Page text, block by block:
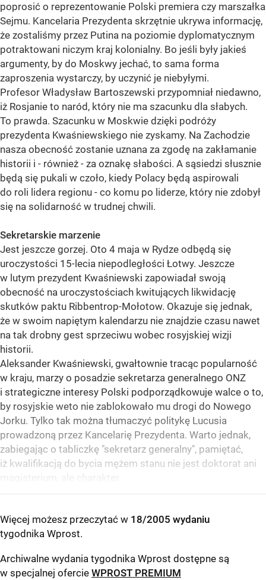
poprosić o reprezentowanie Polski premiera czy marszałka
Sejmu. Kancelaria Prezydenta skrzętnie ukrywa informację,
że zostaliśmy przez Putina na poziomie dyplomatycznym
potraktowani niczym kraj kolonialny. Bo jeśli były jakieś
argumenty, by do Moskwy jechać, to sama forma
zaproszenia wystarczy, by uczynić je niebyłymi.
Profesor Władysław Bartoszewski przypomniał niedawno,
iż Rosjanie to naród, który nie ma szacunku dla słabych.
To prawda. Szacunku w Moskwie dzięki podróży
prezydenta Kwaśniewskiego nie zyskamy. Na Zachodzie
nasza obecność zostanie uznana za zgodę na zakłamanie
historii i - również - za oznakę słabości. A sąsiedzi słusznie
będą się pukali w czoło, kiedy Polacy będą aspirowali
do roli lidera regionu - co komu po liderze, który nie zdobył
się na solidarność w trudnej chwili.
Sekretarskie marzenie
Jest jeszcze gorzej. Oto 4 maja w Rydze odbędą się
uroczystości 15-lecia niepodległości Łotwy. Jeszcze
w lutym prezydent Kwaśniewski zapowiadał swoją
obecność na uroczystościach kwitujących likwidację
skutków paktu Ribbentrop-Mołotow. Okazuje się jednak,
że w swoim napiętym kalendarzu nie znajdzie czasu nawet
na tak drobny gest sprzeciwu wobec rosyjskiej wizji
historii.
Aleksander Kwaśniewski, gwałtownie tracąc popularność
w kraju, marzy o posadzie sekretarza generalnego ONZ
i strategiczne interesy Polski podporządkowuje walce o to,
by rosyjskie weto nie zablokowało mu drogi do Nowego
Jorku. Tylko tak można tłumaczyć politykę Lucusia
prowadzoną przez Kancelarię Prezydenta. Warto jednak,
zabiegając o tabliczkę "sekretarz generalny", pamiętać,
iż kwalifikacją do bycia mężem stanu nie jest doktorat ani
magisterium, ale charakter.
Więcej możesz przeczytać w 18/2005 wydaniu
tygodnika Wprost.
Archiwalne wydania tygodnika Wprost dostępne są
w specjalnej ofercie WPROST PREMIUM